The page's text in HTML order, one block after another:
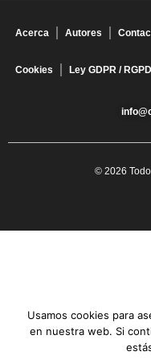
Acerca Autores
Cookies Ley GDPR / RGPD
© 2026
Usamos cookies para
en nuestra web. Si